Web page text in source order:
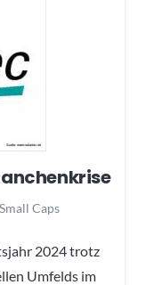
Caps
2024 trotz
Umfelds im